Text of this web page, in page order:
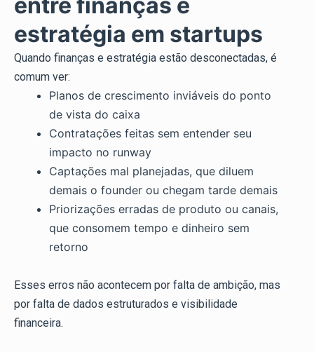
estratégia em startups
Quando finanças e estratégia estão desconectadas, é
comum ver:
Planos de crescimento inviáveis do ponto
de vista do caixa
Contratações feitas sem entender seu
impacto no runway
Captações mal planejadas, que diluem
demais o founder ou chegam tarde demais
Priorizações erradas de produto ou canais,
que consomem tempo e dinheiro sem
retorno
Esses erros não acontecem por falta de ambição, mas
por falta de dados estruturados e visibilidade
financeira.